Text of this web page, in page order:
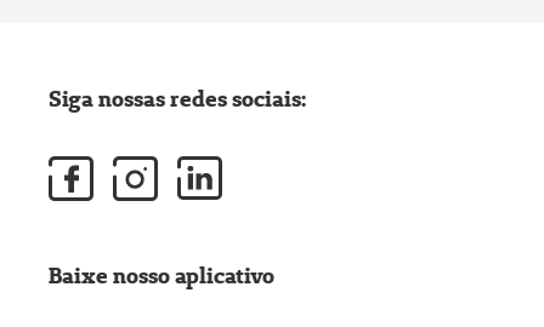
Siga nossas redes sociais:
Baixe nosso aplicativo